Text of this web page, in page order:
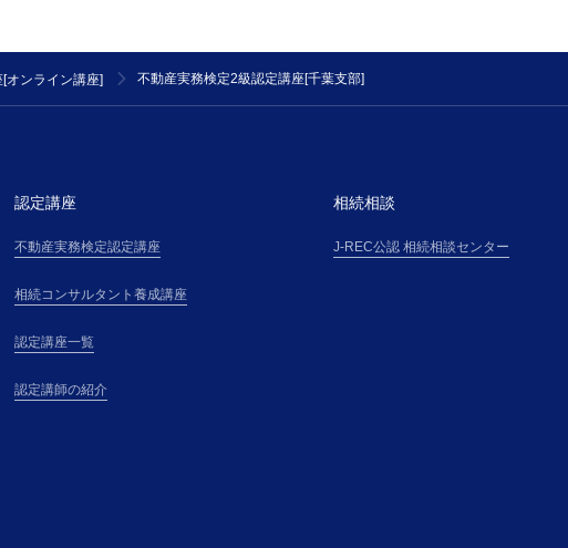
受講者は、第３条で定める受講料金を対価として、主
「受講料金表」という）に基づき算定される受講料
第４条(本講座の申し込み)
に掲載する手続、または主催者の定めるその他の手続
オンライン講座] 不動産実務検定2級認定講座[千葉支部]
認定講座
不動産実務検定認定講座
相続コンサルタント養成講座
認定講座一覧
認定講師の紹介
相続相談
J-REC公認 相続相談センター